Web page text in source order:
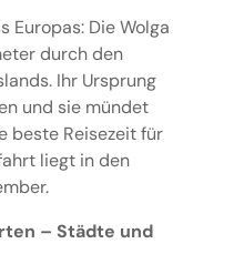
Europas: Die Wolga
durch den
Ihr Ursprung
und sie mündet
beste Reisezeit für
liegt in den
– Städte und